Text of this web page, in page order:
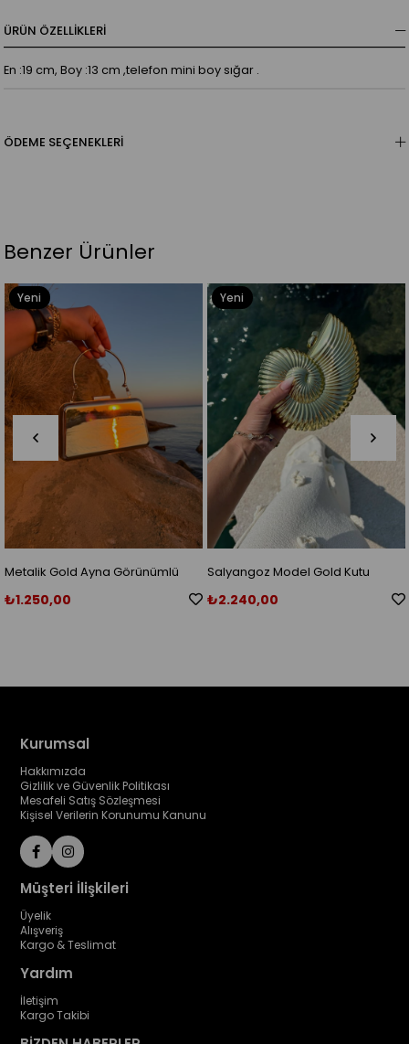
ÜRÜN ÖZELLIKLERI
En :19 cm, Boy :13 cm ,telefon mini boy sığar .
ÖDEME SEÇENEKLERI
Benzer Ürünler
Salyangoz Model Gold Kutu
Ürün
Salyangoz Model
Yeni
Kurumsal
Hakkımızda
Gizlilik ve Güvenlik Politikası
Mesafeli Satış Sözleşmesi
Kişisel Verilerin Korunumu Kanunu
Müşteri İlişkileri
Üyelik
Alışveriş
Kargo & Teslimat
Yardım
İletişim
Kargo Takibi